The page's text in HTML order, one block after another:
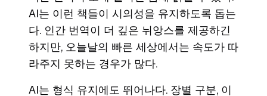
AI는 이런 책들이 시의성을 유지하도록 돕는
다. 인간 번역이 더 깊은 뉘앙스를 제공하긴
하지만, 오늘날의 빠른 세상에서는 속도가 따
라주지 못하는 경우가 많다.
AI는 형식 유지에도 뛰어나다. 장별 구분, 이